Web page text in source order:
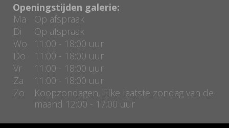
Openingstijden galerie:
Ma
Op afspraak
Di
Op afspraak
Wo
11:00 - 18:00 uur
Do
11:00 - 18:00 uur
Vr
11:00 - 18:00 uur
Za
11:00 - 18:00 uur
Zo
Koopzondagen, Elke laatste zondag van de
maand 12:00 - 17.00 uur